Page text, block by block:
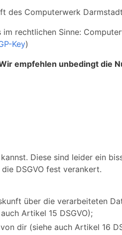
des Computerwerk
rechtlichen Sinne:
Key)
empfehlen unbedingt die
Diese sind leider ein
DSGVO fest verankert.
über die verarbeiteten
Artikel 15 DSGVO);
dir (siehe auch Artikel 16